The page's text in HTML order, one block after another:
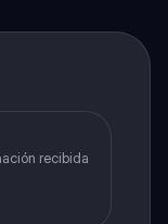
recibida